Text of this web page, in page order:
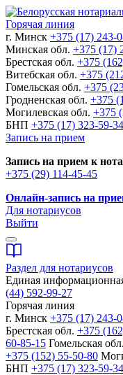
Горячая линия
г. Минск +375 (17) 243-
Минская обл. +375 (17)
Брестская обл. +375
Витебская обл. +375
Гомельская обл. +375
Гродненская обл. +375
Могилевская обл. +375
БНП +375 (17) 323-59-34
Запись на прием
Запись на прием к
+375 (29) 114-45-45
Онлайн-запись на
Для нотариусов
Выйти
Раздел для нотариусов
Единая
(44) 592-99-27
Горячая линия
г. Минск +375 (17) 243-
Брестская обл. +375
60-85-15 Гомельская обл.
+375 (152) 55-50-80
БНП +375 (17) 323-59-34